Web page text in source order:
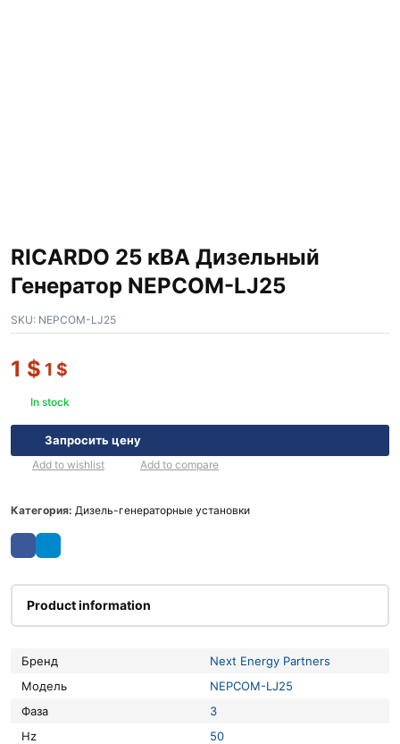
RICARDO 25 кВА Дизельный
Генератор NEPCOM-LJ25
SKU: NEPCOM-LJ25
1 $ 1 $
In stock
Запросить цену
Add to wishlist Add to compare
Категория: Дизель-генераторные установки
Product information
Бренд
Next Energy Partners
Модель
NEPCOM-LJ25
Фаза
3
Hz
50